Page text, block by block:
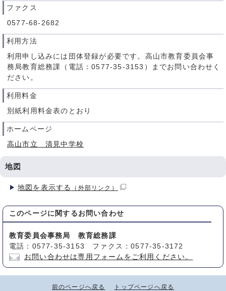
ファクス
0577-68-2682
利用方法
利用申し込みには団体登録が必要です。高山市教育委員会事
務局教育総務課（電話：0577-35-3153）までお問い合わせく
ださい。
利用料金
別紙利用料金表のとおり
ホームページ
高山市立 清見中学校
地図
地図を表示する （外部リンク）
このページに関する お問い合わせ
教育委員会事務局 教育総務課
電話：0577-35-3153 ファクス：0577-35-3172
お問い合わせは専用フォームをご利用ください。
前のページへ戻る トップページへ戻る